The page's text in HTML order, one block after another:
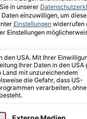
in unserer
einzuwilligen, um
Einstellungen widerrufen
Einstellungen
den USA. Mit Ihrer
Ihrer Daten in den USA
Land mit unzureichendem
die Gefahr, dass US-
verarbeiten,
die eine